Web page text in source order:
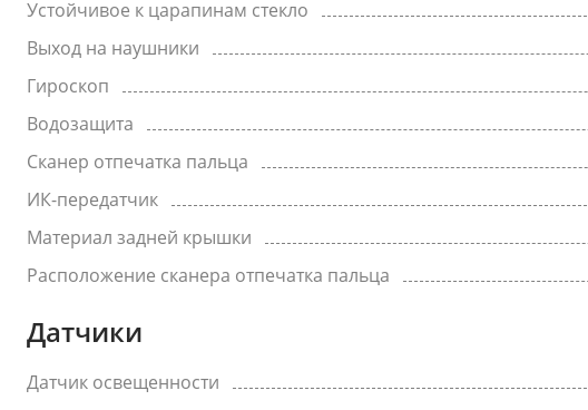
Устойчивое к царапинам стекло
Выход на наушники
Гироскоп
Водозащита
Сканер отпечатка пальца
ИК-передатчик
Материал задней крышки
Расположение сканера отпечатка пальца
Датчики
Датчик освещенности